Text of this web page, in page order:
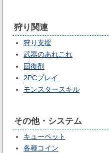
狩り関連
狩り支援
武器のあれこれ
回復剤
2PCプレイ
モンスタースキル
その他・システム
キューペット
各種コイン